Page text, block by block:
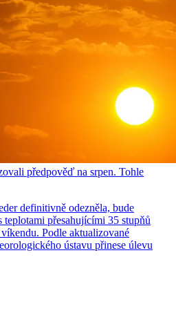
předpověď na srpen. Tohle
definitivně odezněla, bude
přesahujícími 35 stupňů
Podle aktualizované
ústavu přinese úlevu